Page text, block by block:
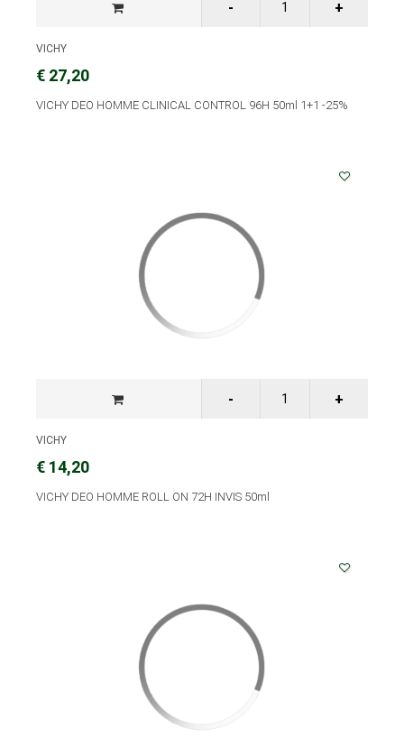
VICHY
€ 27,20
VICHY DEO HOMME CLINICAL CONTROL 96H 50ml 1+1 -25%
VICHY
€ 14,20
VICHY DEO HOMME ROLL ON 72H INVIS 50ml